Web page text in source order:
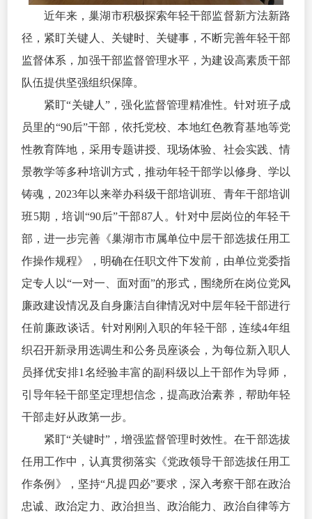
近年来，巢湖市积极探索年轻干部监督新方法新路
径，紧盯关键人、关键时、关键事，不断完善年轻干部
监督体系，加强干部监督管理水平，为建设高素质干部
队伍提供坚强组织保障。
紧盯“关键人”，强化监督管理精准性。针对班子成
员里的“90后”干部，依托党校、本地红色教育基地等党
性教育阵地，采用专题讲授、现场体验、社会实践、情
景教学等多种培训方式，推动年轻干部学以修身、学以
铸魂，2023年以来举办科级干部培训班、青年干部培训
班5期，培训“90后”干部87人。针对中层岗位的年轻干
部，进一步完善《巢湖市市属单位中层干部选拔任用工
作操作规程》，明确在任职文件下发前，由单位党委指
定专人以“一对一、面对面”的形式，围绕所在岗位党风
廉政建设情况及自身廉洁自律情况对中层年轻干部进行
任前廉政谈话。针对刚刚入职的年轻干部，连续4年组
织召开新录用选调生和公务员座谈会，为每位新入职人
员择优安排1名经验丰富的副科级以上干部作为导师，
引导年轻干部坚定理想信念，提高政治素养，帮助年轻
干部走好从政第一步。
紧盯“关键时”，增强监督管理时效性。在干部选拔
任用工作中，认真贯彻落实《党政领导干部选拔任用工
作条例》，坚持“凡提四必”要求，深入考察干部在政治
忠诚、政治定力、政治担当、政治能力、政治自律等方